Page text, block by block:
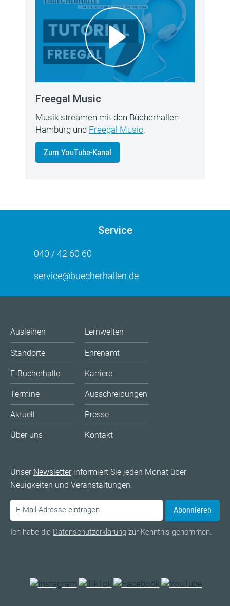
Freegal Music
Musik streamen mit den Bücherhallen
Hamburg und Freegal Music.
Zum YouTube-Kanal
Service
040 / 42 60 60
service@buecherhallen.de
Ausleihen
Standorte
E-Bücherhalle
Termine
Aktuell
Über uns
Lernwelten
Ehrenamt
Karriere
Ausschreibungen
Presse
Kontakt
Unser Newsletterinformiert Sie jeden Monat über
Neuigkeiten und Veranstaltungen.
Abonnieren
Ich habe die Datenschutzerklärung zur Kenntnis genommen.